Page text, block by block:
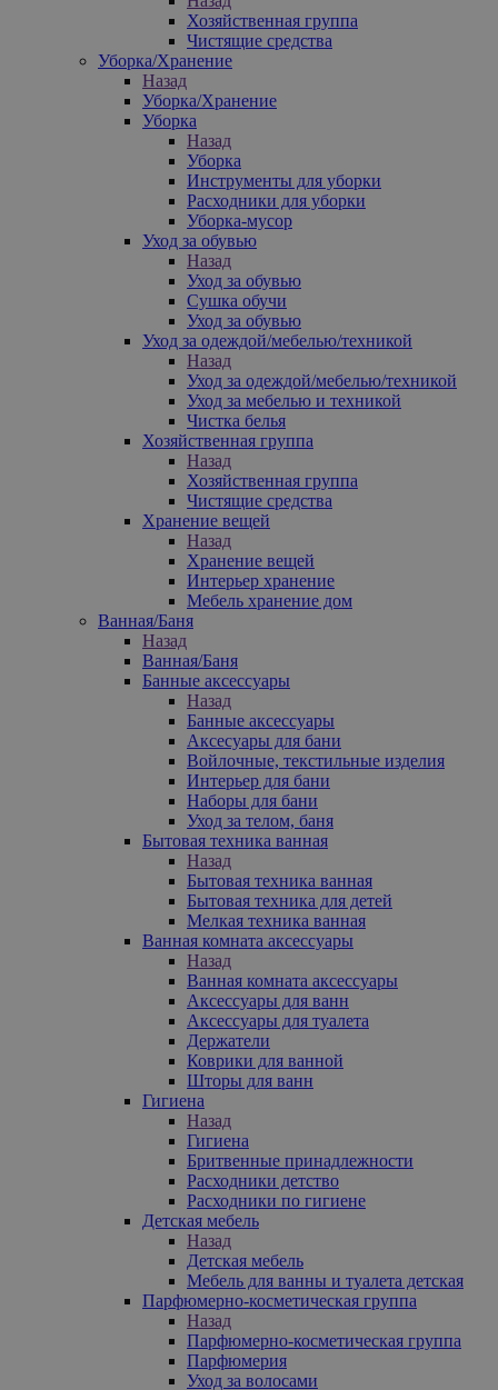
Хозяйственная группа
Чистящие средства
Уборка/Хранение
Назад
Уборка/Хранение
Уборка
Назад
Уборка
Инструменты для уборки
Расходники для уборки
Уборка-мусор
Уход за обувью
Назад
Уход за обувью
Сушка обучи
Уход за обувью
Уход за одеждой/мебелью/техникой
Назад
Уход за одеждой/мебелью/техникой
Уход за мебелью и техникой
Чистка белья
Хозяйственная группа
Назад
Хозяйственная группа
Чистящие средства
Хранение вещей
Назад
Хранение вещей
Интерьер хранение
Мебель хранение дом
Ванная/Баня
Назад
Ванная/Баня
Банные аксессуары
Назад
Банные аксессуары
Аксесуары для бани
Войлочные, текстильные изделия
Интерьер для бани
Наборы для бани
Уход за телом, баня
Бытовая техника ванная
Назад
Бытовая техника ванная
Бытовая техника для детей
Мелкая техника ванная
Ванная комната аксессуары
Назад
Ванная комната аксессуары
Аксессуары для ванн
Аксессуары для туалета
Держатели
Коврики для ванной
Шторы для ванн
Гигиена
Назад
Гигиена
Бритвенные принадлежности
Расходники детство
Расходники по гигиене
Детская мебель
Назад
Детская мебель
Мебель для ванны и туалета детская
Парфюмерно-косметическая группа
Назад
Парфюмерно-косметическая группа
Парфюмерия
Уход за волосами